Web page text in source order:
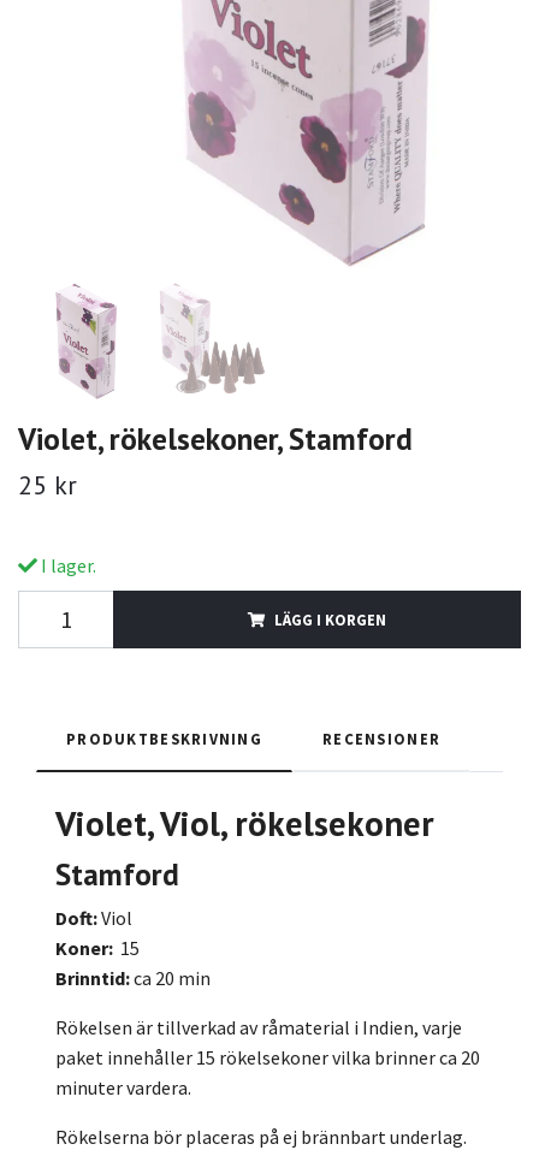
Violet, rökelsekoner, Stamford
25 kr
I lager.
LÄGG I KORGEN
PRODUKTBESKRIVNING RECENSIONER
Violet, Viol, rökelsekoner
Stamford
Doft:Viol
Koner: 15
Brinntid:ca 20 min
Rökelsen är tillverkad av råmaterial i Indien, varje
paket innehåller 15 rökelsekoner vilka brinner ca 20
minuter vardera.
Rökelserna bör placeras på ej brännbart underlag.